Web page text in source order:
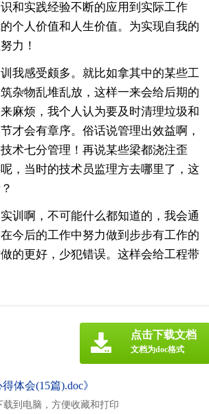
和实践经验不断的应用到实际工作
个人价值和人生价值。为实现自我的
力！
我感受颇多。就比如拿其中的某些工
杂物乱堆乱放，这样一来会给后期的
麻烦，我个人认为要及时清理垃圾和
才会有章序。俗话说管理出效益啊，
术七分管理！再说某些梁都浇注歪
，当时的技术员监理方去哪里了，这
训啊，不可能什么都知道的，我会通
今后的工作中努力做到步步有工作的
的更好，少犯错误。这样会给工程带
体会(15篇).doc》
载到电脑，方便收藏和打印
点击下载文档
文档为doc格式